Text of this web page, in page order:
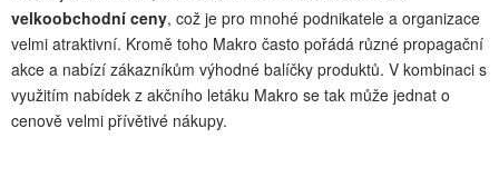
velkoobchodní ceny, což je pro mnohé podnikatele a organizace
velmi atraktivní. Kromě toho Makro často pořádá různé propagační
akce a nabízí zákazníkům výhodné balíčky produktů. V kombinaci s
využitím nabídek z akčního letáku Makro se tak může jednat o
cenově velmi přívětivé nákupy.